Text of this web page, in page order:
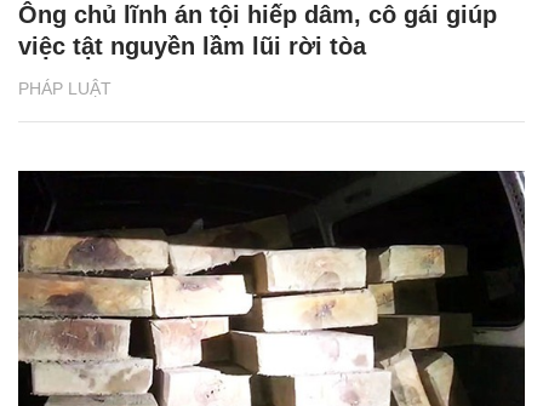
PHÁP LUẬT
Ông chủ lĩnh án tội hiếp dâm, cô gái giúp
việc tật nguyền lầm lũi rời tòa